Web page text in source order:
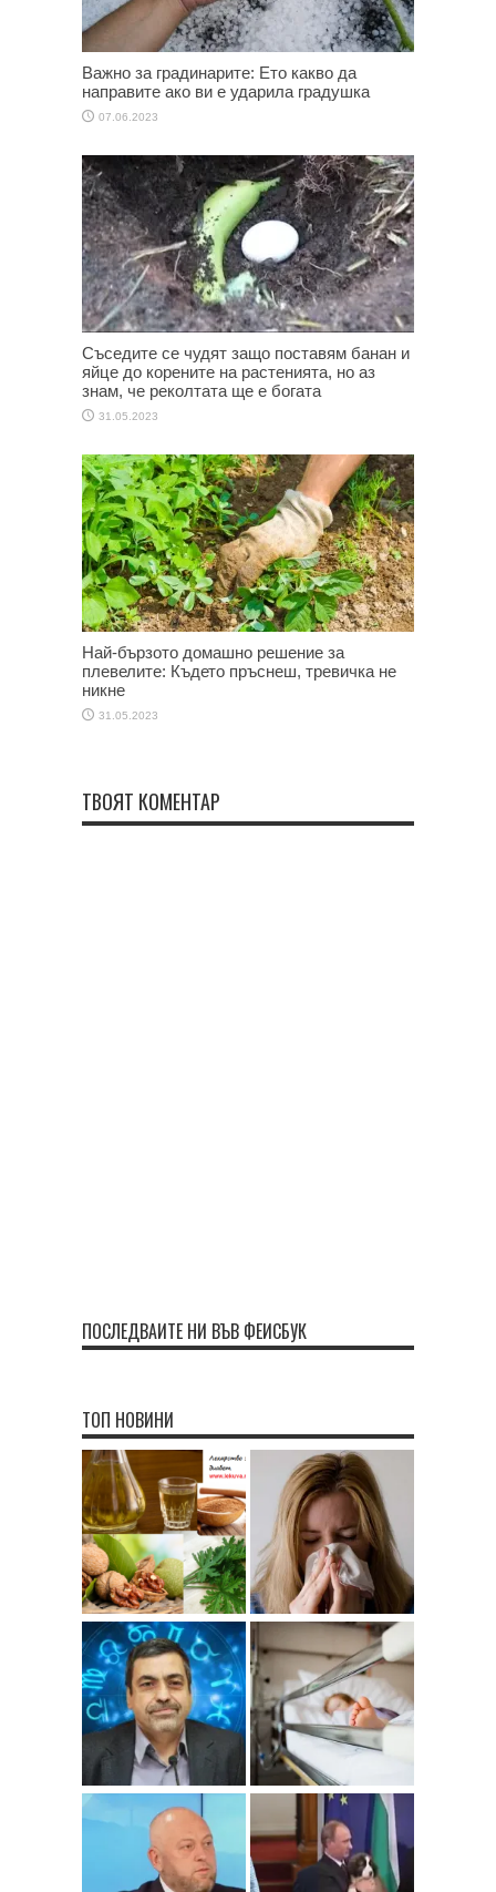
Важно за градинарите: Ето какво да
направите ако ви е ударила градушка
07.06.2023
Съседите се чудят защо поставям банан и
яйце до корените на растенията, но аз
знам, че реколтата ще е богата
31.05.2023
Най-бързото домашно решение за
плевелите: Където пръснеш, тревичка не
никне
31.05.2023
ТВОЯТ КОМЕНТАР
ПОСЛЕДВАЙТЕ НИ ВЪВ ФЕЙСБУК
ТОП НОВИНИ